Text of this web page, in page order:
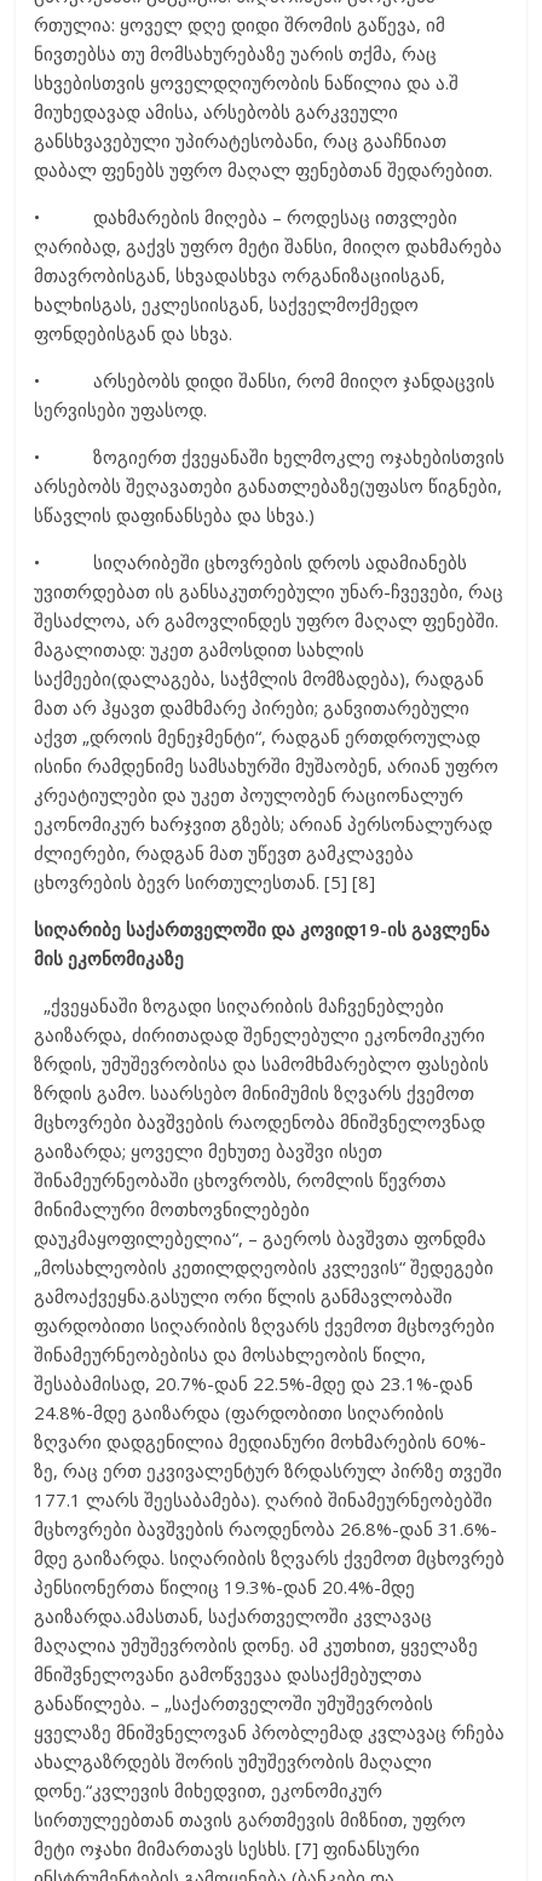
რთულია: ყოველ დღე დიდი შრომის გაწევა, იმ
ნივთებსა თუ მომსახურებაზე უარის თქმა, რაც
სხვებისთვის ყოველდღიურობის ნაწილია და ა.შ
მიუხედავად ამისა, არსებობს გარკვეული
განსხვავებული უპირატესობანი, რაც გააჩნიათ
დაბალ ფენებს უფრო მაღალ ფენებთან შედარებით.
• დახმარების მიღება – როდესაც ითვლები
ღარიბად, გაქვს უფრო მეტი შანსი, მიიღო დახმარება
მთავრობისგან, სხვადასხვა ორგანიზაციისგან,
ხალხისგას, ეკლესიისგან, საქველმოქმედო
ფონდებისგან და სხვა.
• არსებობს დიდი შანსი, რომ მიიღო ჯანდაცვის
სერვისები უფასოდ.
• ზოგიერთ ქვეყანაში ხელმოკლე ოჯახებისთვის
არსებობს შეღავათები განათლებაზე(უფასო წიგნები,
სწავლის დაფინანსება და სხვა.)
• სიღარიბეში ცხოვრების დროს ადამიანებს
უვითრდებათ ის განსაკუთრებული უნარ-ჩვევები, რაც
შესაძლოა, არ გამოვლინდეს უფრო მაღალ ფენებში.
მაგალითად: უკეთ გამოსდით სახლის
საქმეები(დალაგება, საჭმლის მომზადება), რადგან
მათ არ ჰყავთ დამხმარე პირები; განვითარებული
აქვთ „დროის მენეჯმენტი“, რადგან ერთდროულად
ისინი რამდენიმე სამსახურში მუშაობენ, არიან უფრო
კრეატიულები და უკეთ პოულობენ რაციონალურ
ეკონომიკურ ხარჯვით გზებს; არიან პერსონალურად
ძლიერები, რადგან მათ უწევთ გამკლავება
ცხოვრების ბევრ სირთულესთან. [5] [8]
სიღარიბე საქართველოში და კოვიდ19-ის გავლენა
მის ეკონომიკაზე
„ქვეყანაში ზოგადი სიღარიბის მაჩვენებლები
გაიზარდა, ძირითადად შენელებული ეკონომიკური
ზრდის, უმუშევრობისა და სამომხმარებლო ფასების
ზრდის გამო. საარსებო მინიმუმის ზღვარს ქვემოთ
მცხოვრები ბავშვების რაოდენობა მნიშვნელოვნად
გაიზარდა; ყოველი მეხუთე ბავშვი ისეთ
შინამეურნეობაში ცხოვრობს, რომლის წევრთა
მინიმალური მოთხოვნილებები
დაუკმაყოფილებელია“, – გაეროს ბავშვთა ფონდმა
„მოსახლეობის კეთილდღეობის კვლევის“ შედეგები
გამოაქვეყნა.გასული ორი წლის განმავლობაში
ფარდობითი სიღარიბის ზღვარს ქვემოთ მცხოვრები
შინამეურნეობებისა და მოსახლეობის წილი,
შესაბამისად, 20.7%-დან 22.5%-მდე და 23.1%-დან
24.8%-მდე გაიზარდა (ფარდობითი სიღარიბის
ზღვარი დადგენილია მედიანური მოხმარების 60%-
ზე, რაც ერთ ეკვივალენტურ ზრდასრულ პირზე თვეში
177.1 ლარს შეესაბამება). ღარიბ შინამეურნეობებში
მცხოვრები ბავშვების რაოდენობა 26.8%-დან 31.6%-
მდე გაიზარდა. სიღარიბის ზღვარს ქვემოთ მცხოვრებ
პენსიონერთა წილიც 19.3%-დან 20.4%-მდე
გაიზარდა.ამასთან, საქართველოში კვლავაც
მაღალია უმუშევრობის დონე. ამ კუთხით, ყველაზე
მნიშვნელოვანი გამოწვევაა დასაქმებულთა
განაწილება. – „საქართველოში უმუშევრობის
ყველაზე მნიშვნელოვან პრობლემად კვლავაც რჩება
ახალგაზრდებს შორის უმუშევრობის მაღალი
დონე.“კვლევის მიხედვით, ეკონომიკურ
სირთულეებთან თავის გართმევის მიზნით, უფრო
მეტი ოჯახი მიმართავს სესხს. [7] ფინანსური